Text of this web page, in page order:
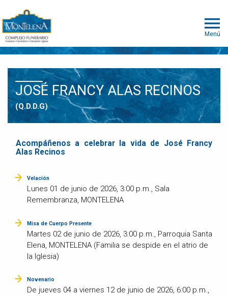
Menú
JOSÉ FRANCY ALAS RECINOS
(Q.D.D.G)
Acompáñenos a celebrar la vida de José Francy
Alas Recinos
Velación
Lunes 01 de junio de 2026, 3:00 p.m., Sala
Remembranza, MONTELENA
Misa de Cuerpo Presente
Martes 02 de junio de 2026, 3:00 p.m., Parroquia Santa
Elena, MONTELENA (Familia se despide en el atrio de
la Iglesia)
Novenario
De jueves 04 a viernes 12 de junio de 2026, 6:00 p.m.,